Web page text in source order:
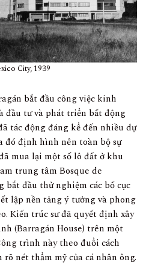
City, 1939
bắt đầu công việc kinh
đầu tư và phát triển bất động
tác động đáng kể đến nhiều dự
đó định hình nên toàn bộ sự
mua lại một số lô đất ở khu
trung tâm Bosque de
đầu thử nghiệm các bố cục
lập nền tảng ý tưởng và phong
Kiến trúc sư đã quyết định xây
(Barragán House) trên một
trình này theo đuổi cách
nét thẩm mỹ của cá nhân ông.